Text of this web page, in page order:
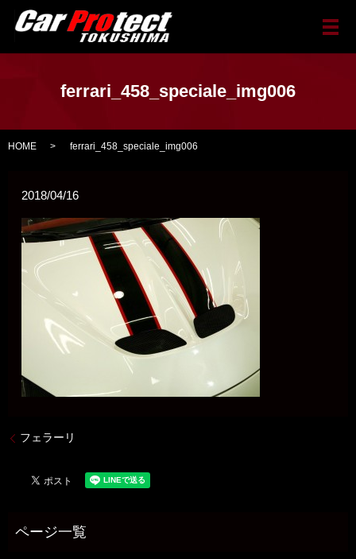
メ
ferrari_458_speciale_img006
HOME ferrari_458_speciale_img006
2018/04/16
フェラーリ